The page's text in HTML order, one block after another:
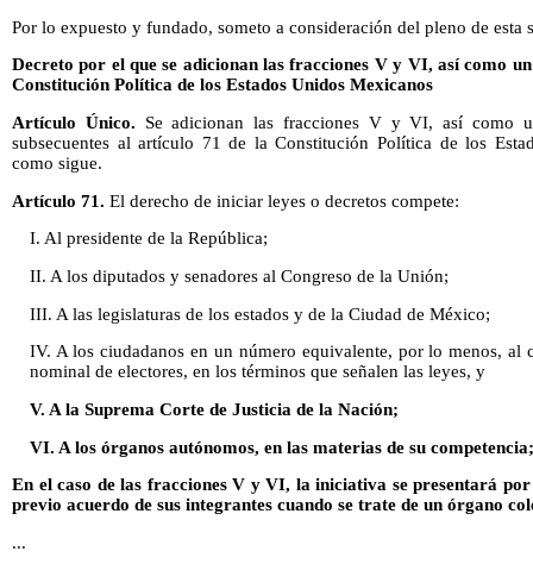
Por lo expuesto y fundado, someto a consideración del pleno de esta
Decreto por el que se adicionan las fracciones V y VI, así como
Constitución Política de los Estados Unidos Mexicanos
Artículo Único. Se adicionan las fracciones V y VI, así como
subsecuentes al artículo 71 de la Constitución Política de los
como sigue.
Artículo 71. El derecho de iniciar leyes o decretos compete:
I. Al presidente de la República;
II. A los diputados y senadores al Congreso de la Unión;
III. A las legislaturas de los estados y de la Ciudad de México;
IV. A los ciudadanos en un número equivalente, por lo menos, al
nominal de electores, en los términos que señalen las leyes, y
V. A la Suprema Corte de Justicia de la Nación;
VI. A los órganos autónomos, en las materias de su competencia;
En el caso de las fracciones V y VI, la iniciativa se presentará
previo acuerdo de sus integrantes cuando se trate de un órgano
...